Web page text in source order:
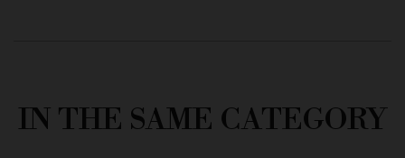
IN THE SAME CATEGORY